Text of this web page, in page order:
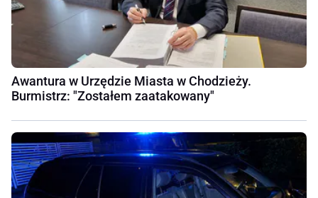
Awantura w Urzędzie Miasta w Chodzieży.
Burmistrz: "Zostałem zaatakowany"